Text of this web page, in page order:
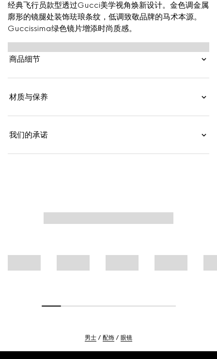
经典飞行员款型透过Gucci美学视角焕新设计。金色调金属
廓形的镜腿处装饰珐琅条纹，低调致敬品牌的马术本源。
Guccissima绿色镜片增添时尚质感。
商品细节
材质与保养
我们的承诺
男士 配饰 眼镜